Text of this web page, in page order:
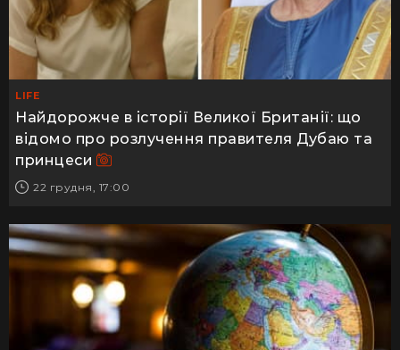
LIFE
Найдорожче в історії Великої Британії: що
відомо про розлучення правителя Дубаю та
принцеси
22 грудня, 17:00